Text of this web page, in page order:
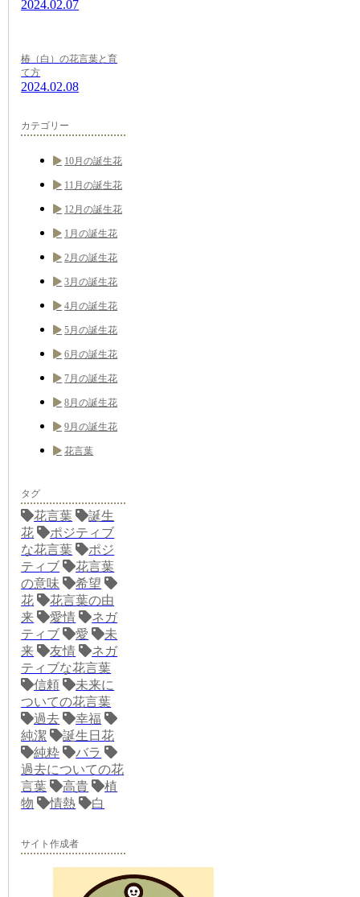
2024.02.07
椿（白）の花言葉と育
て方
2024.02.08
カテゴリー
10月の誕生花
11月の誕生花
12月の誕生花
1月の誕生花
2月の誕生花
3月の誕生花
4月の誕生花
5月の誕生花
6月の誕生花
7月の誕生花
8月の誕生花
9月の誕生花
花言葉
タグ
花言葉
誕生
花
ポジティブ
な花言葉
ポジ
ティブ
花言葉
の意味
希望
花
花言葉の由
来
愛情
ネガ
ティブ
愛
未
来
友情
ネガ
ティブな花言葉
信頼
未来に
ついての花言葉
過去
幸福
純潔
誕生日花
純粋
バラ
過去についての花
言葉
高貴
植
物
情熱 白
サイト作成者